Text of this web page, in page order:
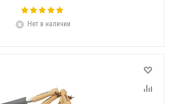
Нет в наличии